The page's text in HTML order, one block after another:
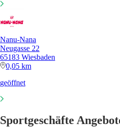
Nanu-Nana
Neugasse 22
65183 Wiesbaden
0,05 km
geöffnet
Sportgeschäfte